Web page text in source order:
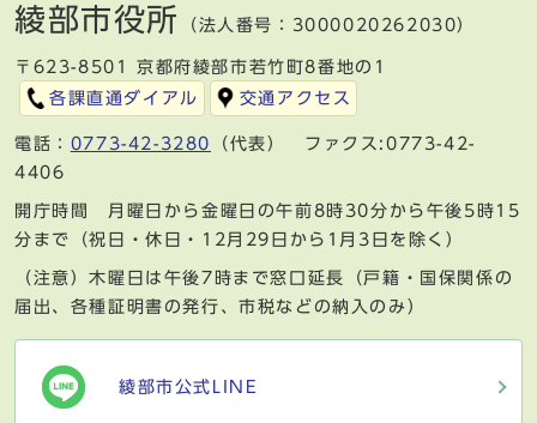
綾部市役所 （法人番号：3000020262030）
〒623-8501 京都府綾部市若竹町8番地の1
各課直通ダイアル
交通アクセス
電話： 0773-42-3280
（代表） ファクス:0773-42-
4406
開庁時間 月曜日から金曜日の午前8時30分から午後5時15
分まで（祝日・休日・12月29日から1月3日を除く）
（注意）木曜日は午後7時まで窓口延長（戸籍・国保関係の
届出、各種証明書の発行、市税などの納入のみ）
綾部市公式LINE